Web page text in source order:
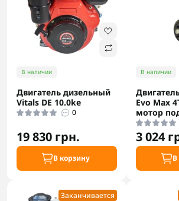
В наличии
Двигатель дизельный
Vitals DE 10.0ke
0
19 830 грн.
В корзину
В наличии
Evo Max
мотор
3 024
В
Заканчивается